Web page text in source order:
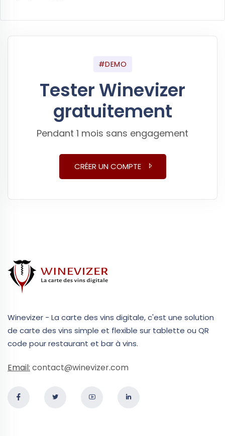
#DEMO
Tester Winevizer
gratuitement
Pendant 1 mois sans engagement
CRÉER UN COMPTE
Winevizer - La carte des vins digitale, c'est une solution
de carte des vins simple et flexible sur tablette ou QR
code pour restaurant et bar à vins.
Email: contact@winevizer.com